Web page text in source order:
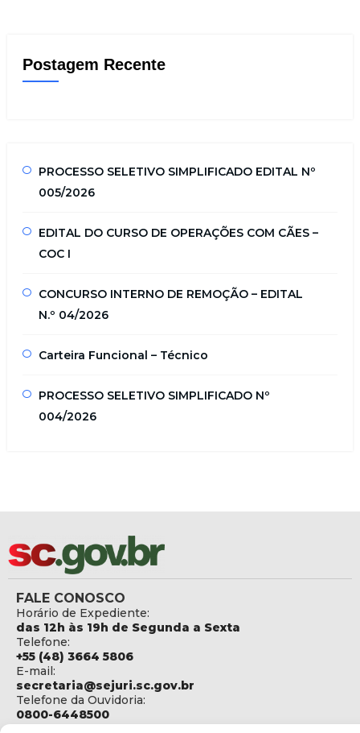
Postagem Recente
PROCESSO SELETIVO SIMPLIFICADO EDITAL Nº
005/2026
EDITAL DO CURSO DE OPERAÇÕES COM CÃES –
COC I
CONCURSO INTERNO DE REMOÇÃO – EDITAL
N.º 04/2026
Carteira Funcional – Técnico
PROCESSO SELETIVO SIMPLIFICADO Nº
004/2026
FALE CONOSCO
Horário de Expediente:
das 12h às 19h de Segunda a Sexta
Telefone:
+55 (48) 3664 5806
E-mail:
secretaria@sejuri.sc.gov.br
Telefone da Ouvidoria:
0800-6448500